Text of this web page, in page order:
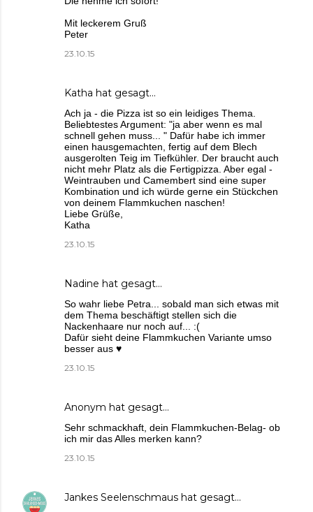
Mit leckerem Gruß
Peter
23.10.15
Katha hat gesagt…
Ach ja - die Pizza ist so ein leidiges Thema.
Beliebtestes Argument: "ja aber wenn es mal
schnell gehen muss... " Dafür habe ich immer
einen hausgemachten, fertig auf dem Blech
ausgerolten Teig im Tiefkühler. Der braucht auch
nicht mehr Platz als die Fertigpizza. Aber egal -
Weintrauben und Camembert sind eine super
Kombination und ich würde gerne ein Stückchen
von deinem Flammkuchen naschen!
Liebe Grüße,
Katha
23.10.15
Nadine hat gesagt…
So wahr liebe Petra... sobald man sich etwas mit
dem Thema beschäftigt stellen sich die
Nackenhaare nur noch auf... :(
Dafür sieht deine Flammkuchen Variante umso
besser aus ♥
23.10.15
Anonym hat gesagt…
Sehr schmackhaft, dein Flammkuchen-Belag- ob
ich mir das Alles merken kann?
23.10.15
Jankes Seelenschmaus hat gesagt…